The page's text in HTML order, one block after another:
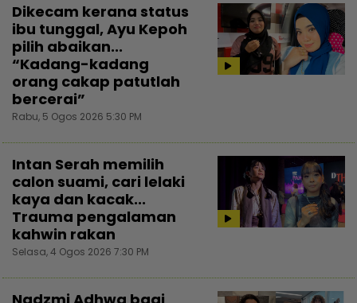
Dikecam kerana status
ibu tunggal, Ayu Kepoh
pilih abaikan...
“Kadang-kadang
orang cakap patutlah
bercerai”
Rabu, 5 Ogos 2026 5:30 PM
Intan Serah memilih
calon suami, cari lelaki
kaya dan kacak...
Trauma pengalaman
kahwin rakan
Selasa, 4 Ogos 2026 7:30 PM